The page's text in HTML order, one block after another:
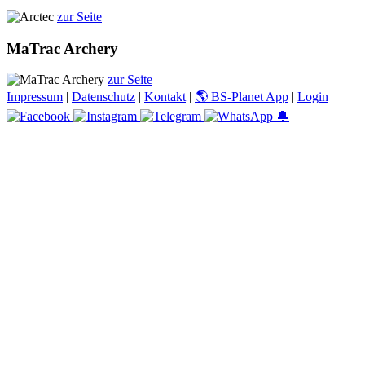
zur Seite
MaTrac Archery
zur Seite
Impressum | Datenschutz | Kontakt | 🌎 BS-Planet App | Login
🔔